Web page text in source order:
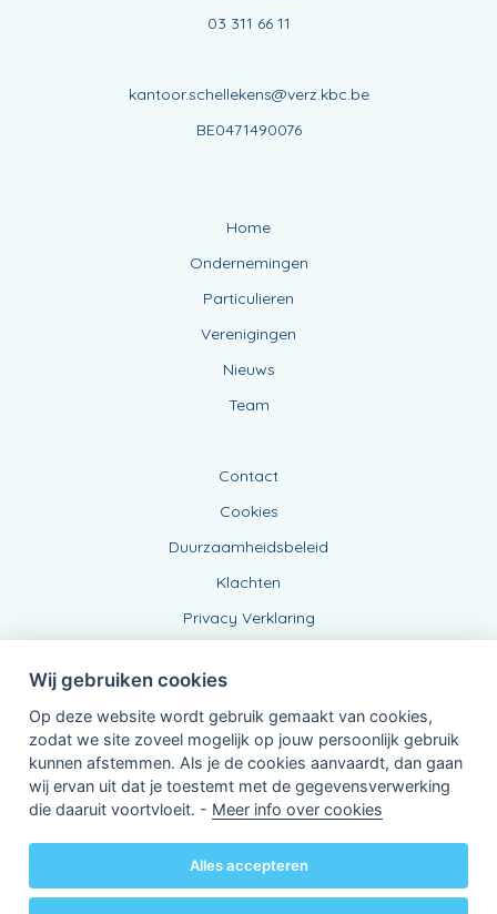
03 311 66 11
kantoor.schellekens@verz.kbc.be
BE0471490076
Home
Ondernemingen
Particulieren
Verenigingen
Nieuws
Team
Contact
Cookies
Duurzaamheidsbeleid
Klachten
Privacy Verklaring
Verbonden Agent, BE0471490076
van KBC Verzekeringen nv
3000 Leuven - Belgie
BTW BE 0403.552.563 - RPR Leuven
Powered byKBC-Agent(versie 3.21.0)
Wij gebruiken cookies
Op deze website wordt gebruik gemaakt van cookies,
zodat we site zoveel mogelijk op jouw persoonlijk gebruik
kunnen afstemmen. Als je de cookies aanvaardt, dan gaan
wij ervan uit dat je toestemt met de gegevensverwerking
die daaruit voortvloeit. - Meer info over cookies
Alles accepteren